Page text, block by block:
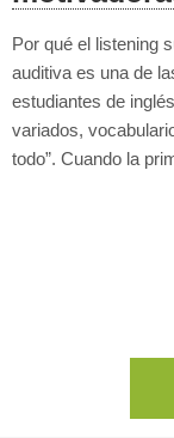
Por qué el listening
auditiva es una de
estudiantes de
variados,
todo”. Cuando la
aumenta la